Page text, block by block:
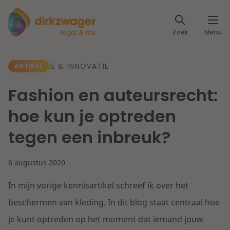
Zoek Menu
Expertises
Fiscaal
Arbeid & Pensioen
Dichtbij een toekomstbestendige zorg
Lees meer
Artikelen
Klantcases
Events
Specialisten
Over ons
Over Dirkzwager
Werken bij
ARTIKEL IE & INNOVATIE
Fashion en auteursrecht:
hoe kun je optreden
tegen een inbreuk?
6 augustus 2020
In mijn vorige kennisartikel schreef ik over het
beschermen van kleding. In dit blog staat centraal hoe
je kunt optreden op het moment dat iemand jouw